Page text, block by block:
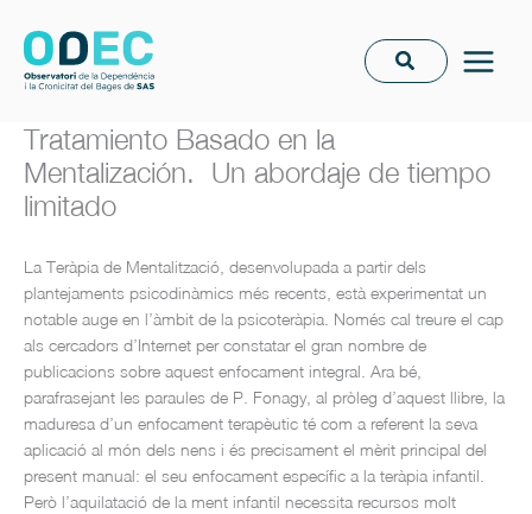
contingut
Tratamiento Basado en la
Mentalización. Un abordaje de tiempo
limitado
La Teràpia de Mentalització, desenvolupada a partir dels
plantejaments psicodinàmics més recents, està experimentat un
notable auge en l’àmbit de la psicoteràpia. Només cal treure el cap
als cercadors d’Internet per constatar el gran nombre de
publicacions sobre aquest enfocament integral. Ara bé,
parafrasejant les paraules de P. Fonagy, al pròleg d’aquest llibre, la
maduresa d’un enfocament terapèutic té com a referent la seva
aplicació al món dels nens i és precisament el mèrit principal del
present manual: el seu enfocament específic a la teràpia infantil.
Però l’aquilatació de la ment infantil necessita recursos molt